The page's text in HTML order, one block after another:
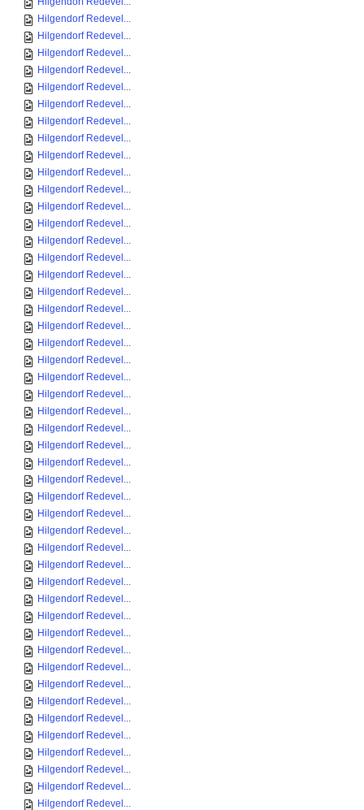
Hilgendorf Redevel...
Hilgendorf Redevel...
Hilgendorf Redevel...
Hilgendorf Redevel...
Hilgendorf Redevel...
Hilgendorf Redevel...
Hilgendorf Redevel...
Hilgendorf Redevel...
Hilgendorf Redevel...
Hilgendorf Redevel...
Hilgendorf Redevel...
Hilgendorf Redevel...
Hilgendorf Redevel...
Hilgendorf Redevel...
Hilgendorf Redevel...
Hilgendorf Redevel...
Hilgendorf Redevel...
Hilgendorf Redevel...
Hilgendorf Redevel...
Hilgendorf Redevel...
Hilgendorf Redevel...
Hilgendorf Redevel...
Hilgendorf Redevel...
Hilgendorf Redevel...
Hilgendorf Redevel...
Hilgendorf Redevel...
Hilgendorf Redevel...
Hilgendorf Redevel...
Hilgendorf Redevel...
Hilgendorf Redevel...
Hilgendorf Redevel...
Hilgendorf Redevel...
Hilgendorf Redevel...
Hilgendorf Redevel...
Hilgendorf Redevel...
Hilgendorf Redevel...
Hilgendorf Redevel...
Hilgendorf Redevel...
Hilgendorf Redevel...
Hilgendorf Redevel...
Hilgendorf Redevel...
Hilgendorf Redevel...
Hilgendorf Redevel...
Hilgendorf Redevel...
Hilgendorf Redevel...
Hilgendorf Redevel...
Hilgendorf Redevel...